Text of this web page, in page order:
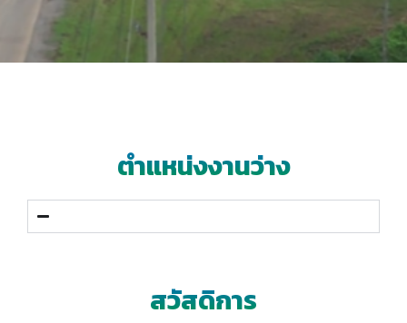
ตำแหน่งงานว่าง
สวัสดิการ